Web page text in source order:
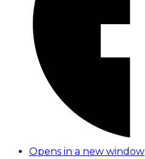
Opens in a new window